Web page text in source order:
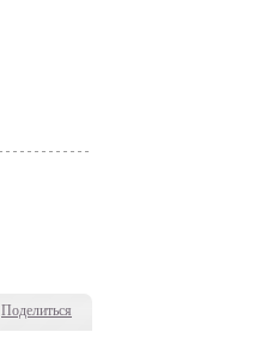
Поделиться